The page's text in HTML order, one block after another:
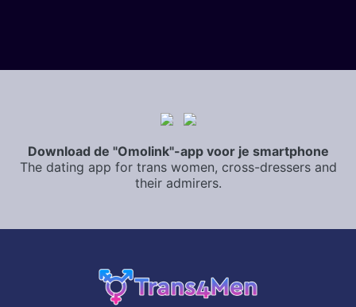
Download de "Omolink"-app voor je smartphone
The dating app for trans women, cross-dressers and
their admirers.